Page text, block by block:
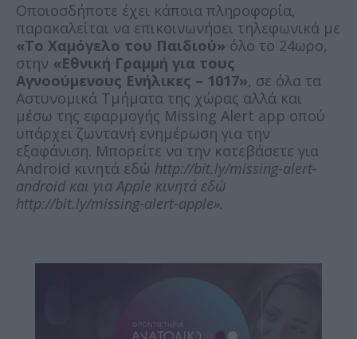
Οποιοσδήποτε έχει κάποια πληροφορία,
παρακαλείται να επικοινωνήσει τηλεφωνικά με
«Το Χαμόγελο του Παιδιού» όλο το 24ωρο,
στην «Εθνική Γραμμή για τους
Αγνοούμενους Ενήλικες – 1017», σε όλα τα
Αστυνομικά Τμήματα της χώρας αλλά και
μέσω της εφαρμογής Missing Alert app οπού
υπάρχει ζωντανή ενημέρωση για την
εξαφάνιση. Μπορείτε να την κατεβάσετε για
Android κινητά εδώ http://bit.ly/missing-alert-
android και για Apple κινητά εδώ
http://bit.ly/missing-alert-apple».